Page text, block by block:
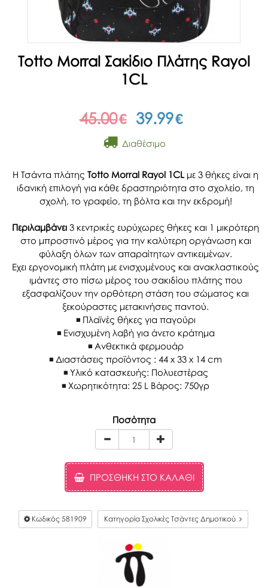
Totto Morral Σακίδιο Πλάτης Rayol
1CL
45.00€ 39.99€
Διαθέσιμο
Η Τσάντα πλάτης Totto Morral Rayol 1CLμε 3 θήκες είναι η
ιδανική επιλογή για κάθε δραστηριότητα στο σχολείο, τη
σχολή, το γραφείο, τη βόλτα και την εκδρομή!
Περιλαμβάνει 3 κεντρικές ευρύχωρες θήκες και 1 μικρότερη
στο μπροστινό μέρος για την καλύτερη οργάνωση και
φύλαξη όλων των απαραίτητων αντικειμένων.
Εχει εργονομική πλάτη με ενισχυμένους και ανακλαστικούς
ιμάντες στο πίσω μέρος του σακιδίου πλάτης που
εξασφαλίζουν την ορθότερη στάση του σώματος και
ξεκούραστες μετακινήσεις παντού.
Πλαϊνές θήκες για παγούρι
Ενισχυμένη λαβή για άνετο κράτημα
Ανθεκτικά φερμουάρ
Διαστάσεις προϊόντος : 44 x 33 x 14 cm
Υλικό κατασκευής: Πολυεστέρας
Χωρητικότητα: 25 L Βάρος: 750γρ
Ποσότητα
ΠΡΟΣΘΉΚΗ ΣΤΟ ΚΑΛΆΘΙ
Κωδικός 581909 Κατηγορία Σχολικές Τσάντες Δημοτικού